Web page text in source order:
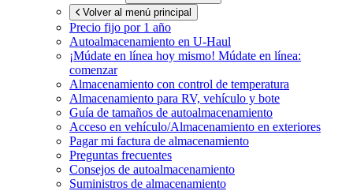
Volver al menú principal
Precio fijo por 1 año
Autoalmacenamiento en U-Haul
¡Múdate en línea hoy mismo! Múdate en línea:
comenzar
Almacenamiento con control de temperatura
Almacenamiento para RV, vehículo y bote
Guía de tamaños de autoalmacenamiento
Acceso en vehículo/Almacenamiento en exteriores
Pagar mi factura de almacenamiento
Preguntas frecuentes
Consejos de autoalmacenamiento
Suministros de almacenamiento